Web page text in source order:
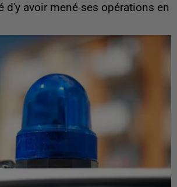
d'y avoir mené ses opérations en